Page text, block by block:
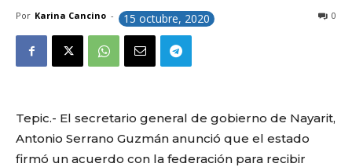
Por Karina Cancino - 15 octubre, 2020 0
Tepic.- El secretario general de gobierno de Nayarit,
Antonio Serrano Guzmán anunció que el estado
firmó un acuerdo con la federación para recibir